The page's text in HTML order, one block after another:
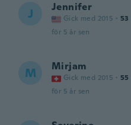
J Jennifer
Gick med 2015 · 53
för 5 år sen
M Mirjam
Gick med 2015 · 55
för 5 år sen